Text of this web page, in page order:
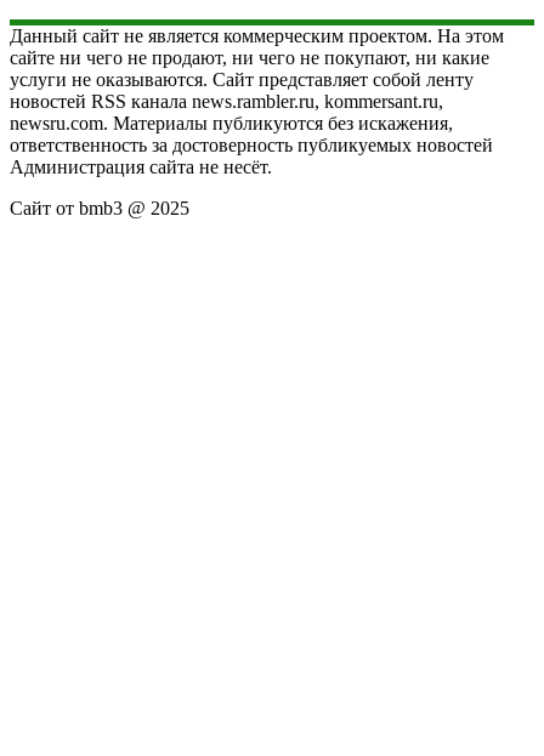
Данный сайт не является коммерческим проектом. На этом
сайте ни чего не продают, ни чего не покупают, ни какие
услуги не оказываются. Сайт представляет собой ленту
новостей RSS канала news.rambler.ru, kommersant.ru,
newsru.com. Материалы публикуются без искажения,
ответственность за достоверность публикуемых новостей
Администрация сайта не несёт.
Сайт от bmb3 @ 2025